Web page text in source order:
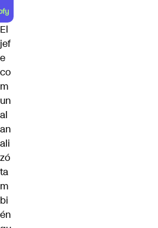
El
jef
e
co
m
un
al
an
ali
zó
ta
m
bi
én